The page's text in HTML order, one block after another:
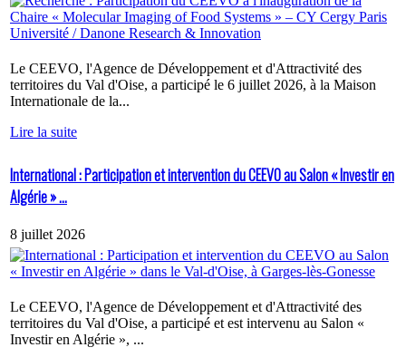
Le CEEVO, l'Agence de Développement et d'Attractivité des
territoires du Val d'Oise, a participé le 6 juillet 2026, à la Maison
Internationale de la...
Lire la suite
International : Participation et intervention du CEEVO au Salon « Investir en
Algérie » ...
8 juillet 2026
Le CEEVO, l'Agence de Développement et d'Attractivité des
territoires du Val d'Oise, a participé et est intervenu au Salon «
Investir en Algérie », ...